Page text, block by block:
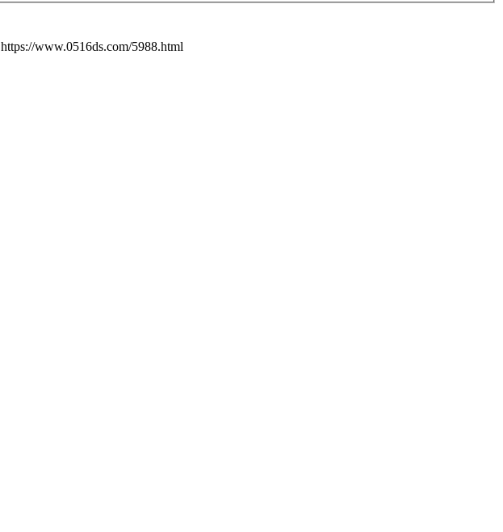
https://www.0516ds.com/5988.html